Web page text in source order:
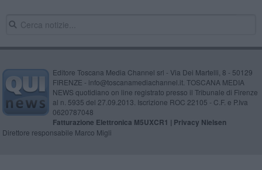
Editore Toscana Media Channel srl - Via Dei Martelli, 8 - 50129
FIRENZE - info@toscanamediachannel.it. TOSCANA MEDIA
NEWS quotidiano on line registrato presso il Tribunale di Firenze
al n. 5935 del 27.09.2013. Iscrizione ROC 22105 - C.F. e P.Iva
0620787048
Fatturazione Elettronica M5UXCR1 | Privacy Nielsen
Direttore responsabile Marco Migli